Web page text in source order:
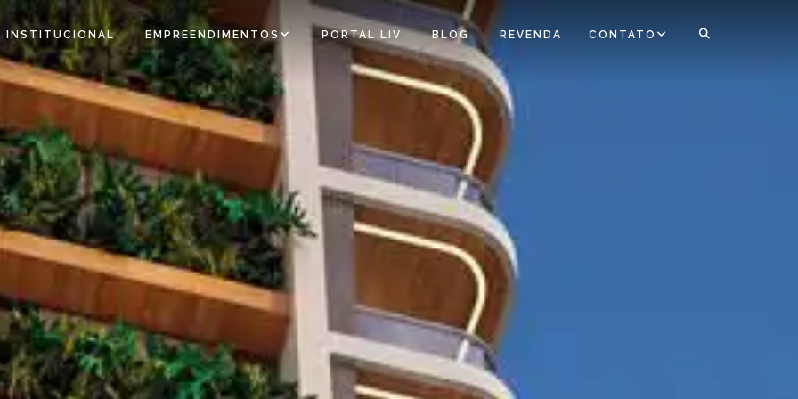
INSTITUCIONAL EMPREENDIMENTOS PORTAL LIV BLOG REVENDA CONTATO